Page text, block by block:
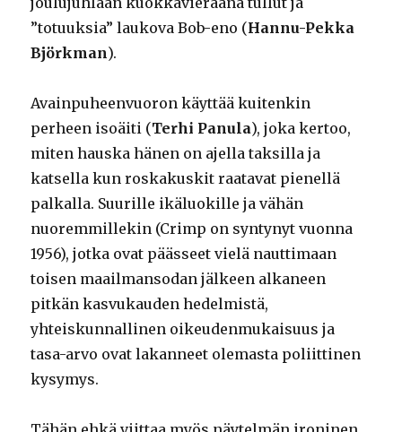
”totuuksia” laukova Bob-eno (Hannu-Pekka
Björkman).
Avainpuheenvuoron käyttää kuitenkin
perheen isoäiti (Terhi Panula), joka kertoo,
miten hauska hänen on ajella taksilla ja
katsella kun roskakuskit raatavat pienellä
palkalla. Suurille ikäluokille ja vähän
nuoremmillekin (Crimp on syntynyt vuonna
1956), jotka ovat päässeet vielä nauttimaan
toisen maailmansodan jälkeen alkaneen
pitkän kasvukauden hedelmistä,
yhteiskunnallinen oikeudenmukaisuus ja
tasa-arvo ovat lakanneet olemasta poliittinen
kysymys.